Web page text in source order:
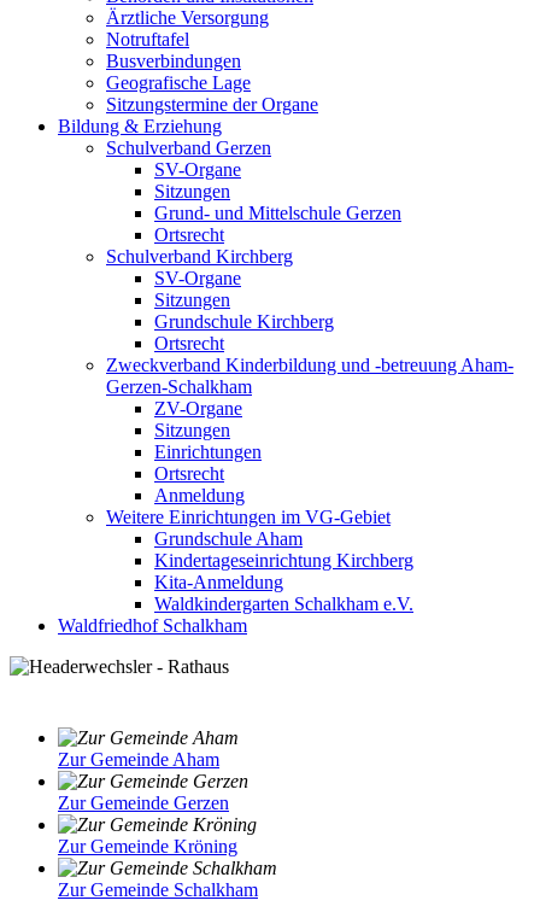
Ärztliche Versorgung
Notruftafel
Busverbindungen
Geografische Lage
Sitzungstermine der Organe
Bildung & Erziehung
Schulverband Gerzen
SV-Organe
Sitzungen
Grund- und Mittelschule Gerzen
Ortsrecht
Schulverband Kirchberg
SV-Organe
Sitzungen
Grundschule Kirchberg
Ortsrecht
Zweckverband Kinderbildung und -betreuung Aham-
Gerzen-Schalkham
ZV-Organe
Sitzungen
Einrichtungen
Ortsrecht
Anmeldung
Weitere Einrichtungen im VG-Gebiet
Grundschule Aham
Kindertageseinrichtung Kirchberg
Kita-Anmeldung
Waldkindergarten Schalkham e.V.
Waldfriedhof Schalkham
Zur Gemeinde Aham
Zur Gemeinde Gerzen
Zur Gemeinde Kröning
Zur Gemeinde Schalkham